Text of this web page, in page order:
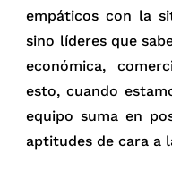
empáticos con la
sino líderes que
económica,
esto, cuando
equipo suma en
aptitudes de cara a